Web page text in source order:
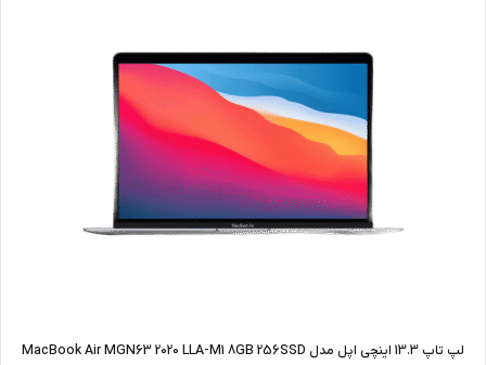
لپ تاپ 13.3 اینچی اپل مدل MacBook Air MGN63 2020 LLA-M1 8GB 256SSD